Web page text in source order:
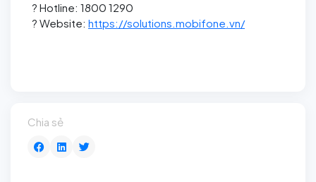
? Hotline: 1800 1290
? Website: https://solutions.mobifone.vn/
Chia sẻ